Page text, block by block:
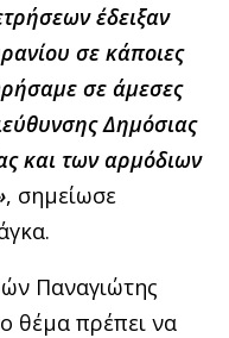
έδειξαν
σε κάποιες
σε άμεσες
Δημόσιας
και των αρμόδιων
, σημείωσε
Παναγιώτης
θέμα πρέπει να